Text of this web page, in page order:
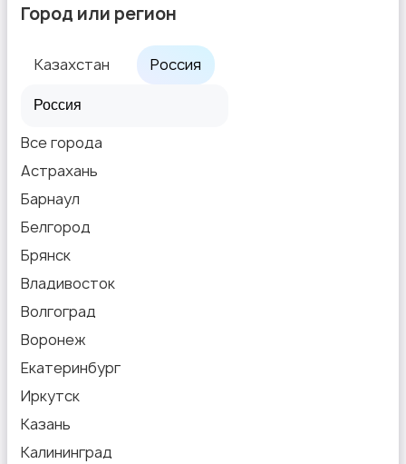
Город или регион
Казахстан Россия
Все города
Астрахань
Барнаул
Белгород
Брянск
Владивосток
Волгоград
Воронеж
Екатеринбург
Иркутск
Казань
Калининград